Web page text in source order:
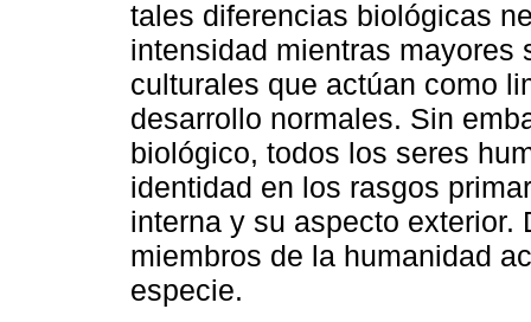
tales diferencias biológicas
intensidad mientras
culturales que actúan como
desarrollo normales. Sin
biológico, todos los seres
identidad en los rasgos
interna y su aspecto
miembros de la humanidad
especie.